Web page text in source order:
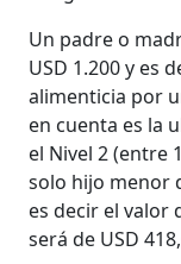
Un padre o
USD 1.200 y es
alimenticia por
en cuenta es la
el Nivel 2 (entre
solo hijo menor
es decir el valor
será de USD